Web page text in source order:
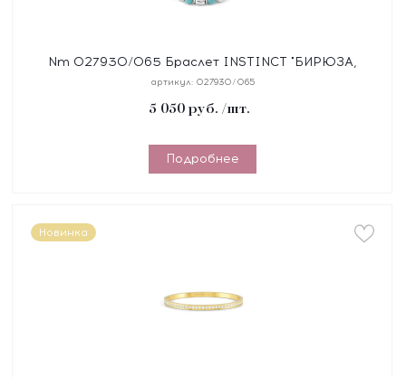
Nm 027930/065 Браслет INSTINCT "БИРЮЗА,
ЯШМА" размер 18-21 см, синтетический шнур, сталь,
артикул: 027930/065
5 050 руб. /шт.
Подробнее
Новинка